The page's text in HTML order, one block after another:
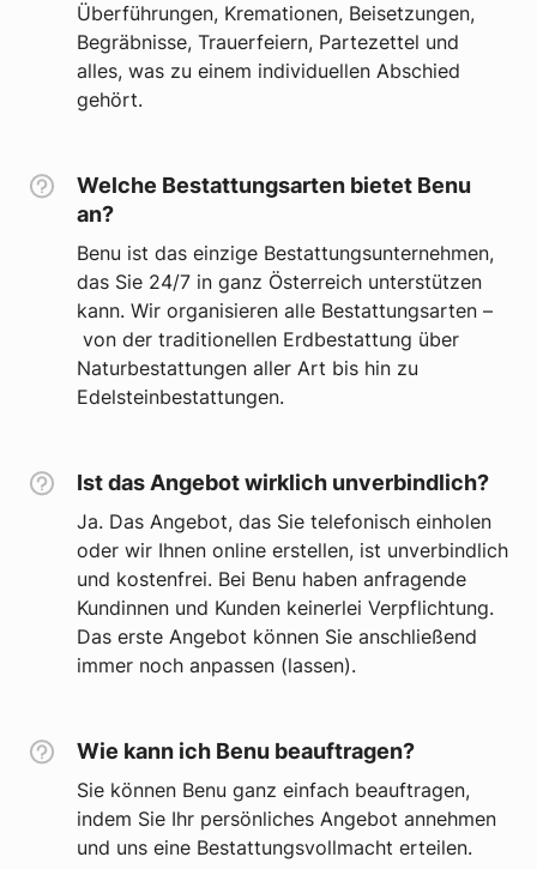
Überführungen, Kremationen, Beisetzungen,
Begräbnisse, Trauerfeiern, Partezettel und
alles, was zu einem individuellen Abschied
gehört.
Welche Bestattungsarten bietet Benu
an?
Benu ist das einzige Bestattungsunternehmen,
das Sie 24/7 in ganz Österreich unterstützen
kann. Wir organisieren alle Bestattungsarten –
von der traditionellen Erdbestattung über
Naturbestattungen aller Art bis hin zu
Edelsteinbestattungen.
Ist das Angebot wirklich unverbindlich?
Ja. Das Angebot, das Sie telefonisch einholen
oder wir Ihnen online erstellen, ist unverbindlich
und kostenfrei. Bei Benu haben anfragende
Kundinnen und Kunden keinerlei Verpflichtung.
Das erste Angebot können Sie anschließend
immer noch anpassen (lassen).
Wie kann ich Benu beauftragen?
Sie können Benu ganz einfach beauftragen,
indem Sie Ihr persönliches Angebot annehmen
und uns eine Bestattungsvollmacht erteilen.